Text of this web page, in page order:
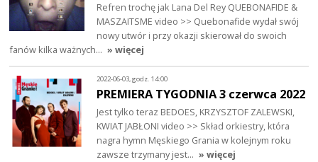
Refren trochę jak Lana Del Rey QUEBONAFIDE &
MASZAITSME video >> Quebonafide wydał swój
nowy utwór i przy okazji skierował do swoich
fanów kilka ważnych… » więcej
2022-06-03, godz. 14:00
PREMIERA TYGODNIA 3 czerwca 2022
Jest tylko teraz BEDOES, KRZYSZTOF ZALEWSKI,
KWIAT JABŁONI video >> Skład orkiestry, która
nagra hymn Męskiego Grania w kolejnym roku
zawsze trzymany jest… » więcej